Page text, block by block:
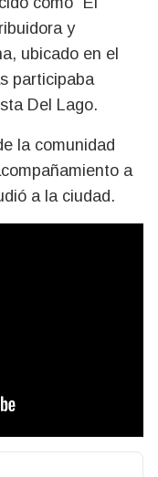
y
ubicado en el
participaba
Del Lago.
la comunidad
a
a la ciudad.